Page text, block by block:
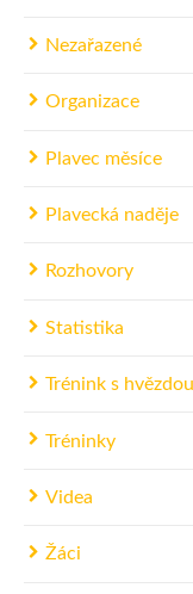
Nezařazené
Organizace
Plavec měsíce
Plavecká naděje
Rozhovory
Statistika
Trénink s hvězdou
Tréninky
Videa
Žáci